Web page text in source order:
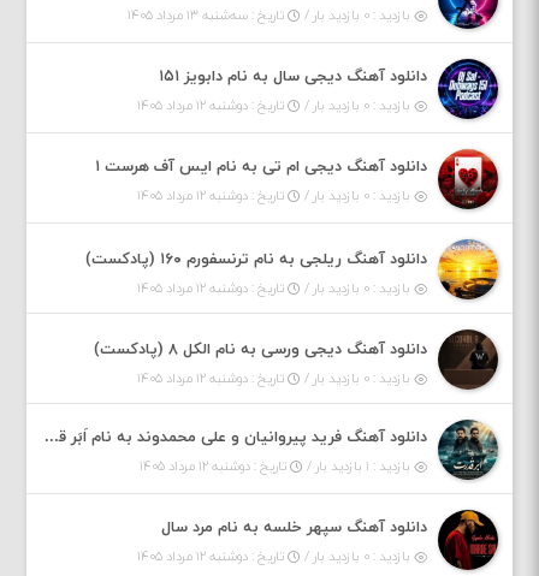
بازدید : ۰ بازدید بار / تاریخ : سه‌شنبه ۱۳ مرداد ۱۴۰۵
دانلود آهنگ دیجی سال به نام دابویز ۱۵۱
بازدید : ۰ بازدید بار / تاریخ : دوشنبه ۱۲ مرداد ۱۴۰۵
دانلود آهنگ دیجی ام تی به نام ایس آف هرست ۱
بازدید : ۰ بازدید بار / تاریخ : دوشنبه ۱۲ مرداد ۱۴۰۵
دانلود آهنگ ریلجی به نام ترنسفورم ۱۶۰ (پادکست)
بازدید : ۰ بازدید بار / تاریخ : دوشنبه ۱۲ مرداد ۱۴۰۵
دانلود آهنگ دیجی ورسی به نام الکل ۸ (پادکست)
بازدید : ۰ بازدید بار / تاریخ : دوشنبه ۱۲ مرداد ۱۴۰۵
دانلود آهنگ فرید پیروانیان و علی محمدوند به نام اَبَر قدرت
بازدید : ۱ بازدید بار / تاریخ : دوشنبه ۱۲ مرداد ۱۴۰۵
دانلود آهنگ سپهر خلسه به نام مرد سال
بازدید : ۰ بازدید بار / تاریخ : دوشنبه ۱۲ مرداد ۱۴۰۵